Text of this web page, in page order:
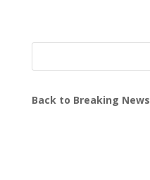
Back to Breaking News